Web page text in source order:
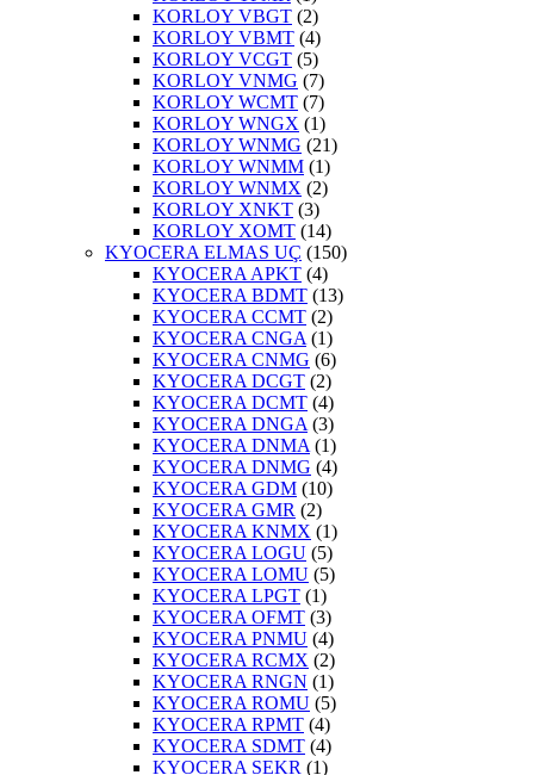
KORLOY VBGT (2)
KORLOY VBMT (4)
KORLOY VCGT (5)
KORLOY VNMG (7)
KORLOY WCMT (7)
KORLOY WNGX (1)
KORLOY WNMG (21)
KORLOY WNMM (1)
KORLOY WNMX (2)
KORLOY XNKT (3)
KORLOY XOMT (14)
KYOCERA ELMAS UÇ (150)
KYOCERA APKT (4)
KYOCERA BDMT (13)
KYOCERA CCMT (2)
KYOCERA CNGA (1)
KYOCERA CNMG (6)
KYOCERA DCGT (2)
KYOCERA DCMT (4)
KYOCERA DNGA (3)
KYOCERA DNMA (1)
KYOCERA DNMG (4)
KYOCERA GDM (10)
KYOCERA GMR (2)
KYOCERA KNMX (1)
KYOCERA LOGU (5)
KYOCERA LOMU (5)
KYOCERA LPGT (1)
KYOCERA OFMT (3)
KYOCERA PNMU (4)
KYOCERA RCMX (2)
KYOCERA RNGN (1)
KYOCERA ROMU (5)
KYOCERA RPMT (4)
KYOCERA SDMT (4)
KYOCERA SEKR (1)